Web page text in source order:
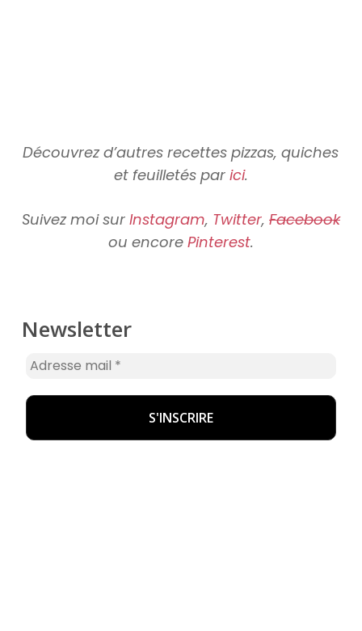
Découvrez d’autres recettes pizzas, quiches
et feuilletés par ici.
Suivez moi sur Instagram, Twitter, Facebook
ou encore Pinterest.
Newsletter